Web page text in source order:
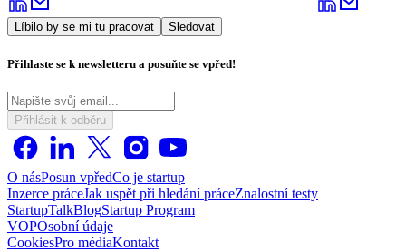
Líbilo by se mi tu pracovat Sledovat
Přihlaste se k newsletteru a posuňte se vpřed!
Přihlásit k odběru
O násPosun vpředCo je startup
Inzerce práceJak uspět při hledání práceZnalostní testy
StartupTalkBlogStartup Program
VOPOsobní údaje
CookiesPro médiaKontakt